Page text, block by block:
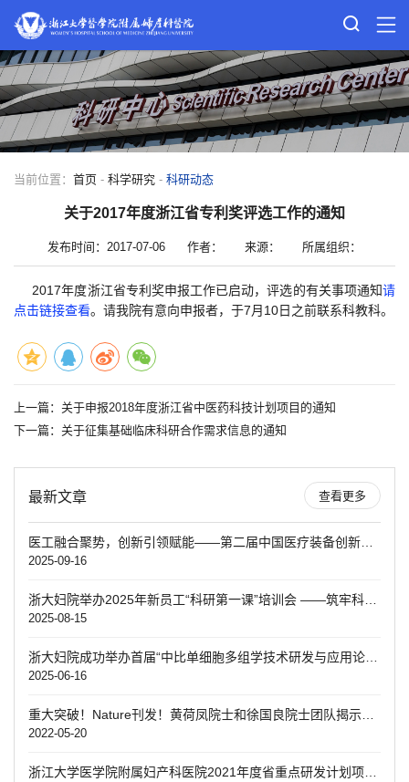
当前位置： 首页 - 科学研究 - 科研动态
关于2017年度浙江省专利奖评选工作的通知
发布时间：2017-07-06 作者： 来源： 所属组织：
2017年度浙江省专利奖申报工作已启动，评选的有关事项通知请
点击链接查看。请我院有意向申报者，于7月10日之前联系科教科。
上一篇： 关于申报2018年度浙江省中医药科技计划项目的通知
下一篇： 关于征集基础临床科研合作需求信息的通知
最新文章 查看更多
2025-09-16
2025-08-15
2025-06-16
2022-05-20